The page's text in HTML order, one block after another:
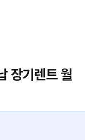
장기렌트 월